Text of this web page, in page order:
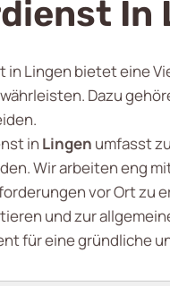
In
in Lingen bietet eine
Dazu
in Lingen umfasst
Wir arbeiten eng
vor Ort zu
und zur
für eine gründliche